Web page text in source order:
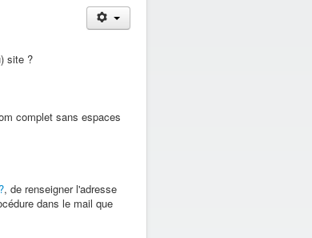
site ?
complet sans espaces
, de renseigner l'adresse
dans le mail que